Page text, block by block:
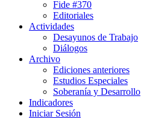
Fide #370
Editoriales
Actividades
Desayunos de Trabajo
Diálogos
Archivo
Ediciones anteriores
Estudios Especiales
Soberanía y Desarrollo
Indicadores
Iniciar Sesión